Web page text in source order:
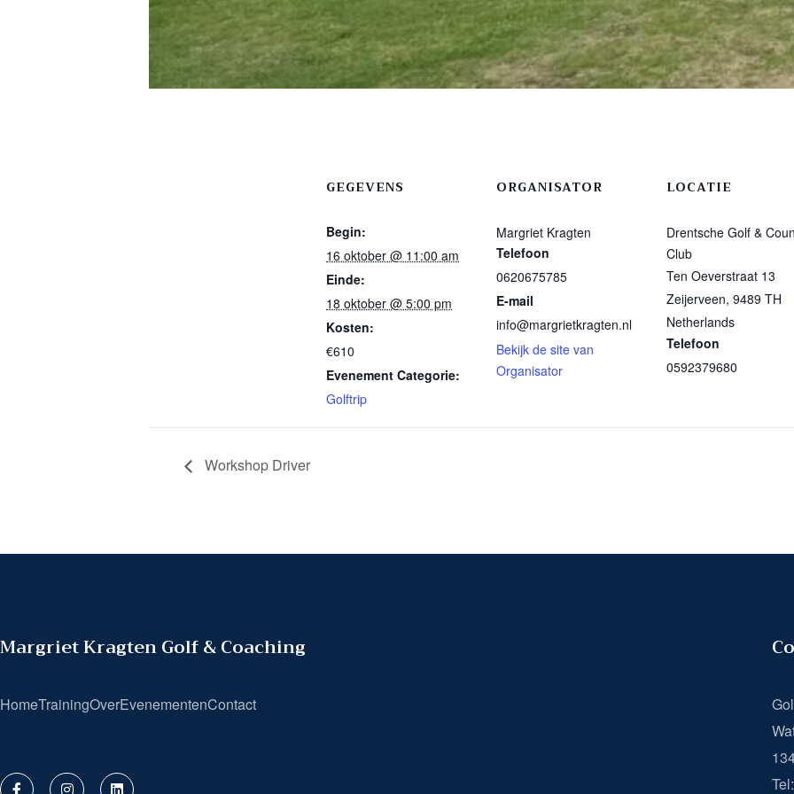
GEGEVENS
Begin:
16 oktober @ 11:00 am
Einde:
18 oktober @ 5:00 pm
Kosten:
€610
Evenement Categorie:
Golftrip
ORGANISATOR
Margriet Kragten
Telefoon
0620675785
E-mail
info@margrietkragten.nl
Bekijk de site van
Organisator
LOCATIE
Drentsche Golf &
Club
Ten Oeverstraat 13
Zeijerveen, 9489 TH
Netherlands
Telefoon
0592379680
Workshop Driver
Margriet Kragten Golf & Coaching
HomeTrainingOverEvenementenContact